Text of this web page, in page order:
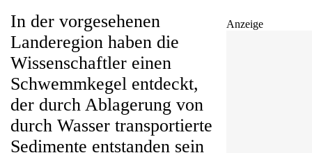
Anzeige
In der vorgesehenen
Landeregion haben die
Wissenschaftler einen
Schwemmkegel entdeckt,
der durch Ablagerung von
durch Wasser transportierte
Sedimente entstanden sein